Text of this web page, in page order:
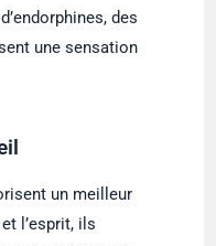
des
une sensation
un meilleur
l’esprit, ils